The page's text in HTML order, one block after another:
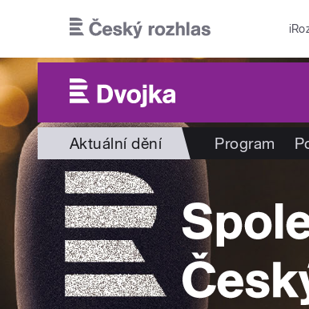
Aktuální dění Program